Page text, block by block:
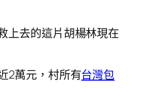
上去的這片胡楊林現在
2萬元，村所有台灣包